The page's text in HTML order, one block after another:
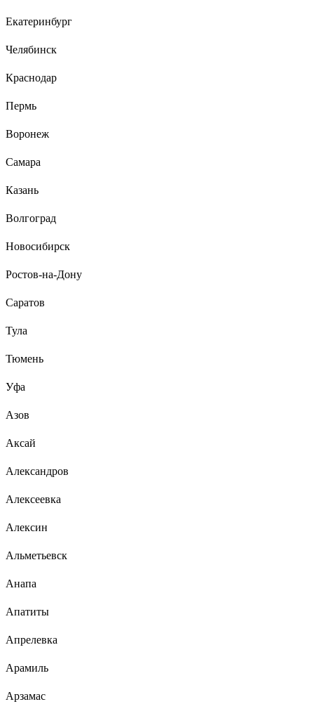
Отзыв о Грунтовка под обои Farbitex PROF
4300012075
Юрий
Хорошая, действительно укрывающая, кипельно белая
пятнистость стен. Немного густоватая консистенция.
комнату 16 м. и прихожую 7 м. Рекомендую.
Екатеринбург
Челябинск
Краснодар
Пермь
Воронеж
Самара
Казань
Волгоград
Новосибирск
Ростов-на-Дону
Саратов
Тула
Тюмень
Уфа
Азов
Аксай
Александров
Алексеевка
Алексин
Альметьевск
Анапа
Апатиты
Апрелевка
Арамиль
Арзамас